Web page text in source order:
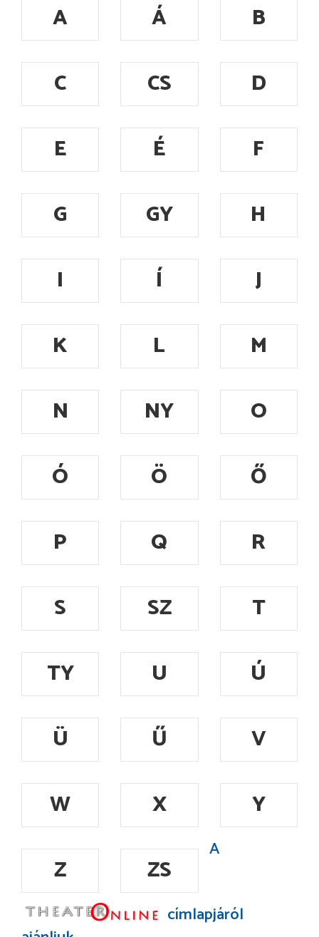
A Á
B
C
CS
D
E
É
F
G
GY
H
I
Í
J
K
L
M
N
NY
O
Ó
Ö
Ő
P
Q
R
S
SZ
T
TY
U
Ú
Ü
Ű
V
W
X
Y
Z
ZS
A
címlapjáról